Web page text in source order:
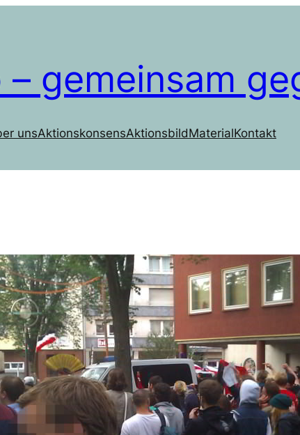
– gemeinsam
unsAktionskonsensAktionsbildMaterialKontakt